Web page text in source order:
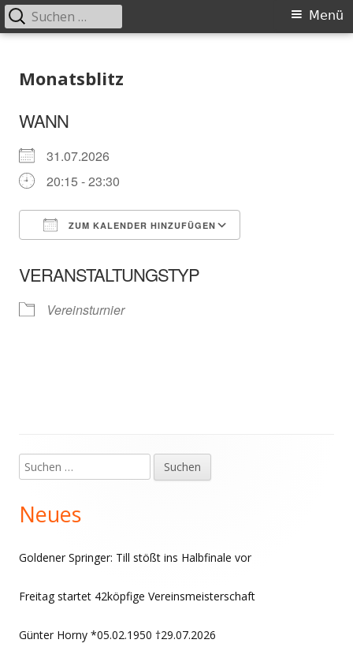
zum
Primäres
Menü
Suchen
nach:
Monatsblitz
WANN
31.07.2026
20:15 - 23:30
ZUM KALENDER HINZUFÜGEN
VERANSTALTUNGSTYP
Vereinsturnier
Haupt-
Seitenleiste
Suchen
nach:
Neues
Goldener Springer: Till stößt ins Halbfinale vor
Freitag startet 42köpfige Vereinsmeisterschaft
Günter Horny *05.02.1950 †29.07.2026